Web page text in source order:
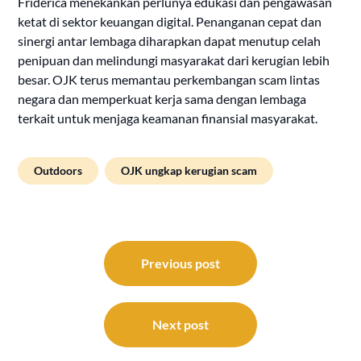
ketat di sektor keuangan digital. Penanganan cepat dan
sinergi antar lembaga diharapkan dapat menutup celah
penipuan dan melindungi masyarakat dari kerugian lebih
besar. OJK terus memantau perkembangan scam lintas
negara dan memperkuat kerja sama dengan lembaga
terkait untuk menjaga keamanan finansial masyarakat.
Outdoors OJK ungkap kerugian scam
navigation
Previous post
Next post